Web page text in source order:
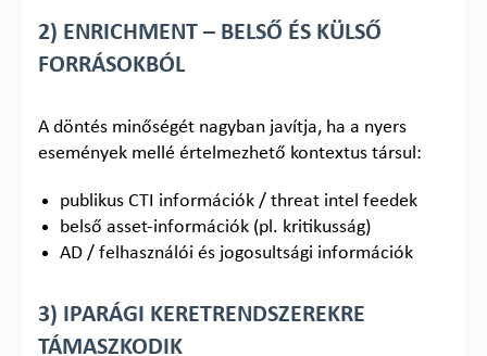
2) ENRICHMENT – BELSŐ ÉS KÜLSŐ
FORRÁSOKBÓL
A döntés minőségét nagyban javítja, ha a nyers
események mellé értelmezhető kontextus társul:
publikus CTI információk / threat intel feedek
belső asset-információk (pl. kritikusság)
AD / felhasználói és jogosultsági információk
3) IPARÁGI KERETRENDSZEREKRE
TÁMASZKODIK